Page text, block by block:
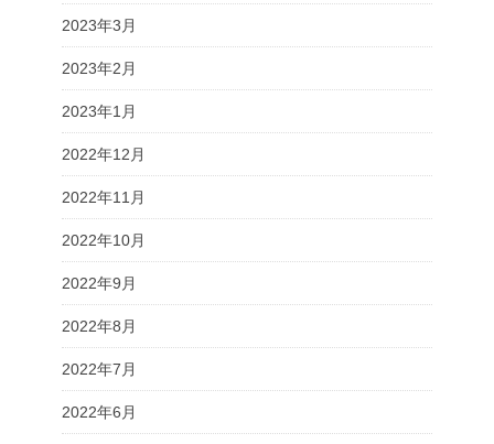
2023年3月
2023年2月
2023年1月
2022年12月
2022年11月
2022年10月
2022年9月
2022年8月
2022年7月
2022年6月